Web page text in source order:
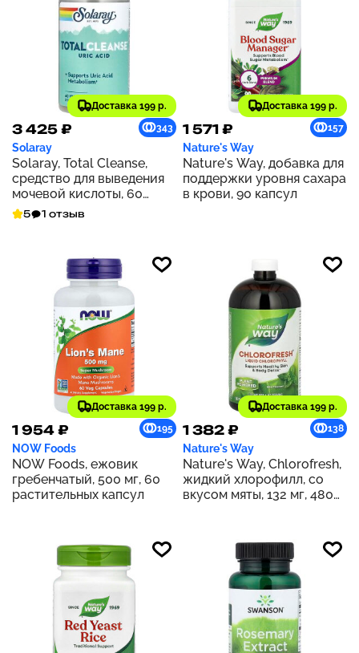
Доставка 199 р.
3 425 ₽ 343
Solaray
Solaray, Total Cleanse,
средство для выведения
мочевой кислоты, 60
растительных капсул
5 1 отзыв
Доставка 199 р.
1 571 ₽ 157
Nature's Way
Nature's Way, добавка для
поддержки уровня сахара
в крови, 90 капсул
Доставка 199 р.
1 954 ₽ 195
NOW Foods
NOW Foods, ежовик
гребенчатый, 500 мг, 60
растительных капсул
Доставка 199 р.
1 382 ₽ 138
Nature's Way
Nature's Way, Chlorofresh,
жидкий хлорофилл, со
вкусом мяты, 132 мг, 480